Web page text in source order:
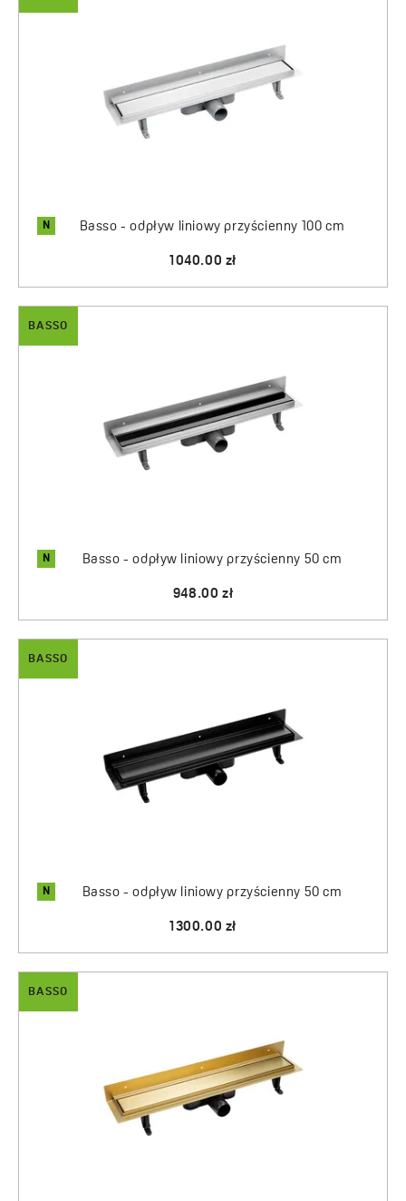
N Basso - odpływ liniowy przyścienny 100 cm
1040.00 zł
BASSO
N Basso - odpływ liniowy przyścienny 50 cm
948.00 zł
BASSO
N Basso - odpływ liniowy przyścienny 50 cm
1300.00 zł
BASSO